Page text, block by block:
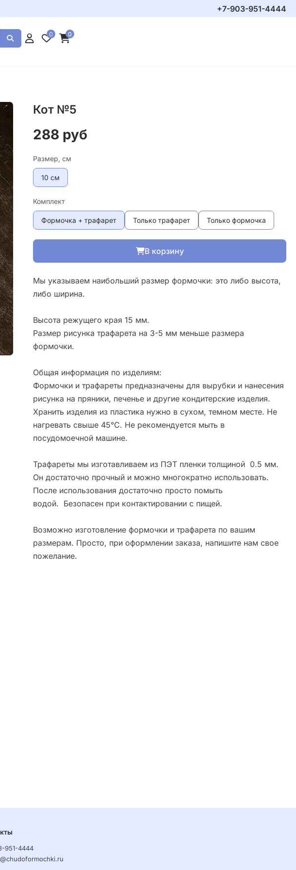
+7-903-951-4444
0 0
Кот №5
288 руб
Размер, см
10 см
Комплект
Формочка + трафарет Только трафарет Только формочка
В корзину
Мы указываем наибольший размер формочки: это либо высота,
либо ширина.
Высота режущего края 15 мм.
Размер рисунка трафарета на 3-5 мм меньше размера
формочки.
Общая информация по изделиям:
Формочки и трафареты предназначены для вырубки и нанесения
рисунка на пряники, печенье и другие кондитерские изделия.
Хранить изделия из пластика нужно в сухом, темном месте. Не
нагревать свыше 45°С. Не рекомендуется мыть в
посудомоечной машине.
Трафареты мы изготавливаем из ПЭТ пленки толщиной 0.5 мм.
Он достаточно прочный и можно многократно использовать.
После использования достаточно просто помыть
водой. Безопасен при контактировании с пищей.
Возможно изготовление формочки и трафарета по вашим
размерам. Просто, при оформлении заказа, напишите нам свое
пожелание.
951-4444